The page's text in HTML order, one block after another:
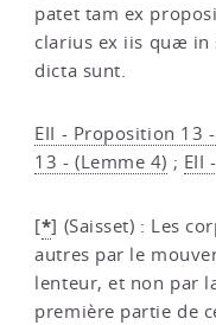
patet tam ex
clarius ex iis quæ in
dicta sunt.
EII - Proposition 13
13 - (Lemme 4) ; EII
[*] (Saisset) : Les
autres par le
lenteur, et non par
première partie de